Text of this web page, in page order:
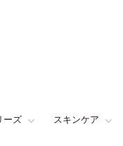
ーズ スキンケア